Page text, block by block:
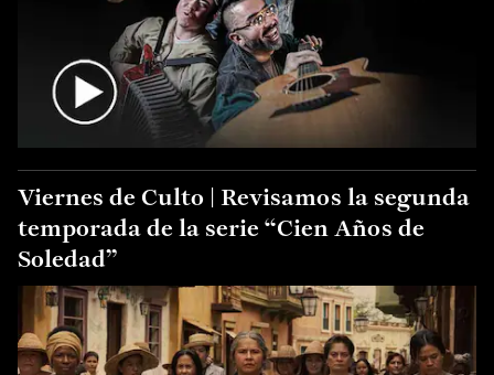
Viernes de Culto | Revisamos la segunda
temporada de la serie “Cien Años de
Soledad”